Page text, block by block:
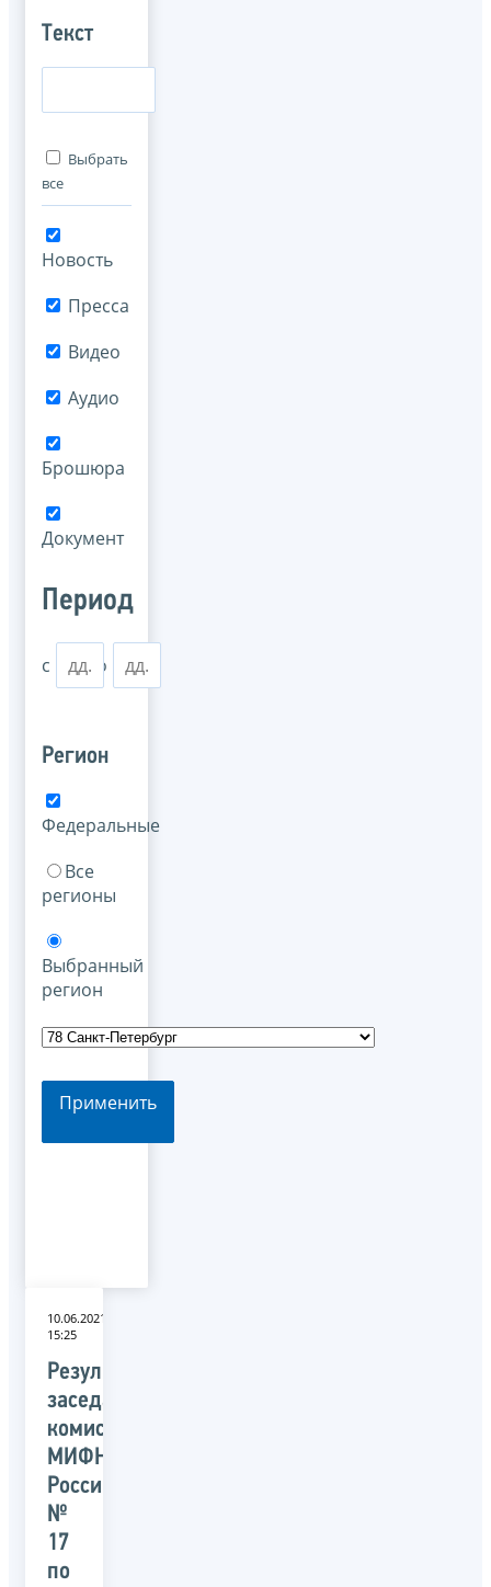
Текст
Выбрать
все
Новость
Пресса
Видео
Аудио
Брошюра
Документ
Период
с по
Регион
Федеральные
Все
регионы
Выбранный
регион
Применить
10.06.2021
15:25
Результаты
заседания
комиссии
МИФНС
России
№
17
по